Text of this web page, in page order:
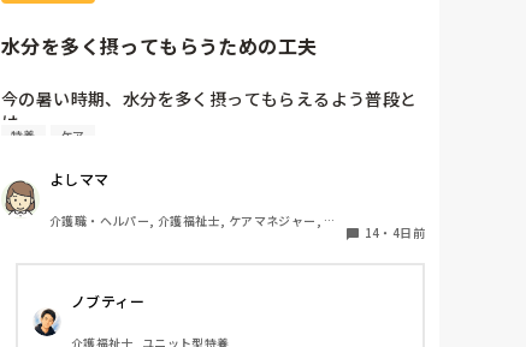
水分を多く摂ってもらうための工夫
今の暑い時期、水分を多く摂ってもらえるよう普段と
は
違う工夫等をされている事を教えてください。
特養 ケア
よしママ
介護職・ヘルパー, 介護福祉士, ケアマネジャー, 従
14 ・ 4日前
ノブティー
介護福祉士, ユニット型特養